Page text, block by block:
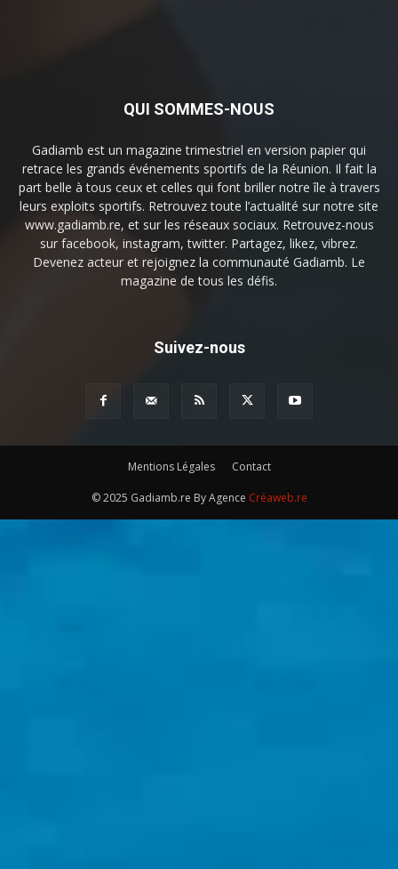
QUI SOMMES-NOUS
Gadiamb est un magazine trimestriel en version papier qui
retrace les grands événements sportifs de la Réunion. Il fait la
part belle à tous ceux et celles qui font briller notre île à travers
leurs exploits sportifs. Retrouvez toute l’actualité sur notre site
www.gadiamb.re, et sur les réseaux sociaux. Retrouvez-nous
sur facebook, instagram, twitter. Partagez, likez, vibrez.
Devenez acteur et rejoignez la communauté Gadiamb. Le
magazine de tous les défis.
Suivez-nous
Mentions Légales Contact
© 2025 Gadiamb.re By Agence Créaweb.re